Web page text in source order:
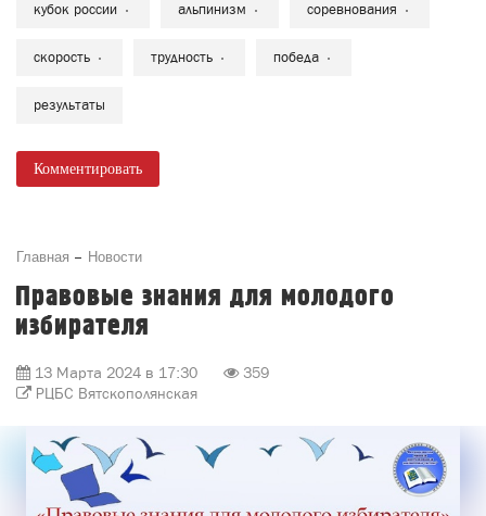
кубок россии альпинизм соревнования
скорость трудность победа
результаты
Комментировать
Главная Новости
Правовые знания для молодого
избирателя
13 Марта 2024 в 17:30
359
РЦБС Вятскополянская